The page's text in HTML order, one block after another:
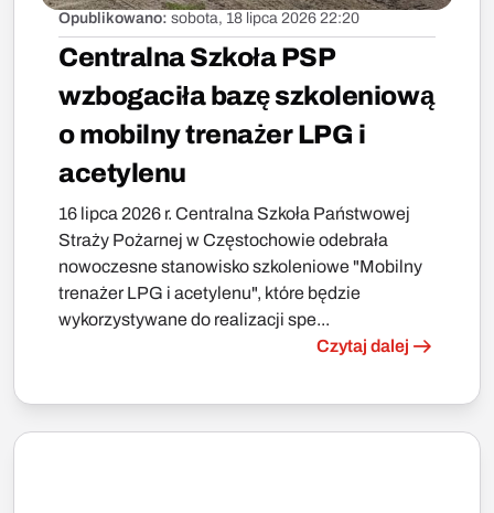
Opublikowano: sobota, 18 lipca 2026 22:20
Centralna Szkoła PSP
wzbogaciła bazę szkoleniową
o mobilny trenażer LPG i
acetylenu
16 lipca 2026 r. Centralna Szkoła Państwowej
Straży Pożarnej w Częstochowie odebrała
nowoczesne stanowisko szkoleniowe "Mobilny
trenażer LPG i acetylenu", które będzie
wykorzystywane do realizacji spe...
Czytaj dalej